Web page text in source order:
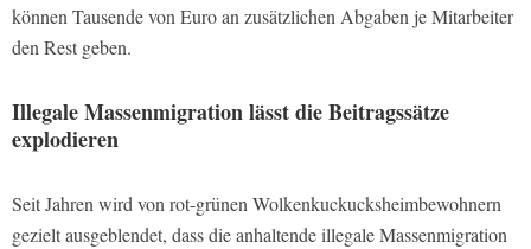
können Tausende von Euro an zusätzlichen Abgaben je Mitarbeiter
den Rest geben.
Illegale Massenmigration lässt die Beitragssätze
explodieren
Seit Jahren wird von rot-grünen Wolkenkuckucksheimbewohnern
gezielt ausgeblendet, dass die anhaltende illegale Massenmigration